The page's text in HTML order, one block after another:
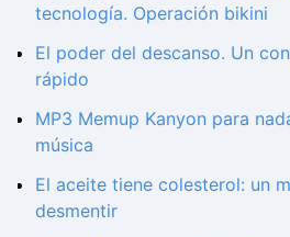
tecnología. Operación bikini
El poder del descanso. Un
rápido
MP3 Memup Kanyon para
música
El aceite tiene colesterol: un
desmentir